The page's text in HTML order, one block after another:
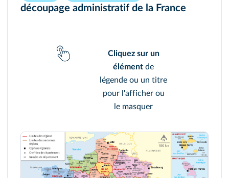
découpage administratif de la France
Cliquez sur un
élément de
légende ou un titre
pour l'afficher ou
le masquer